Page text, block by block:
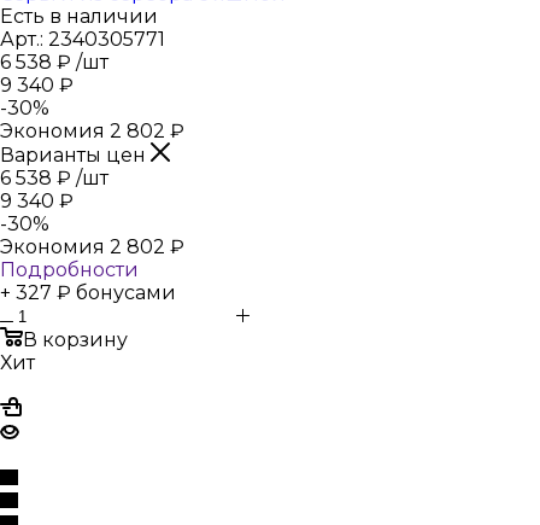
Есть в наличии
Арт.: 2340305771
6 538 ₽ /шт
9 340 ₽
-30%
Экономия 2 802 ₽
Варианты цен
6 538 ₽ /шт
9 340 ₽
-30%
Экономия 2 802 ₽
Подробности
+ 327 ₽ бонусами
В корзину
Хит